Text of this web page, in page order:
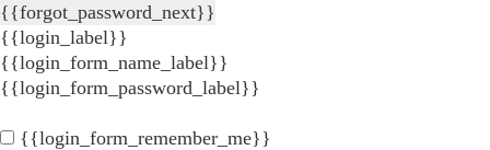
{{forgot_password_next}}
{{login_label}}
{{login_form_name_label}}
{{login_form_password_label}}
{{login_form_remember_me}}